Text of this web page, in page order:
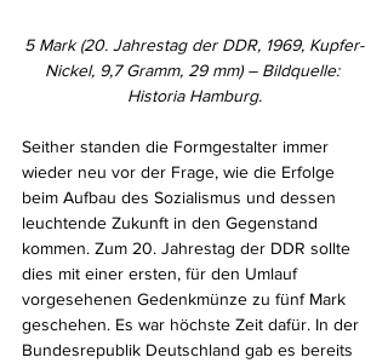
5 Mark (20. Jahrestag der DDR, 1969, Kupfer-
Nickel, 9,7 Gramm, 29 mm) – Bildquelle:
Historia Hamburg.
Seither standen die Formgestalter immer
wieder neu vor der Frage, wie die Erfolge
beim Aufbau des Sozialismus und dessen
leuchtende Zukunft in den Gegenstand
kommen. Zum 20. Jahrestag der DDR sollte
dies mit einer ersten, für den Umlauf
vorgesehenen Gedenkmünze zu fünf Mark
geschehen. Es war höchste Zeit dafür. In der
Bundesrepublik Deutschland gab es bereits